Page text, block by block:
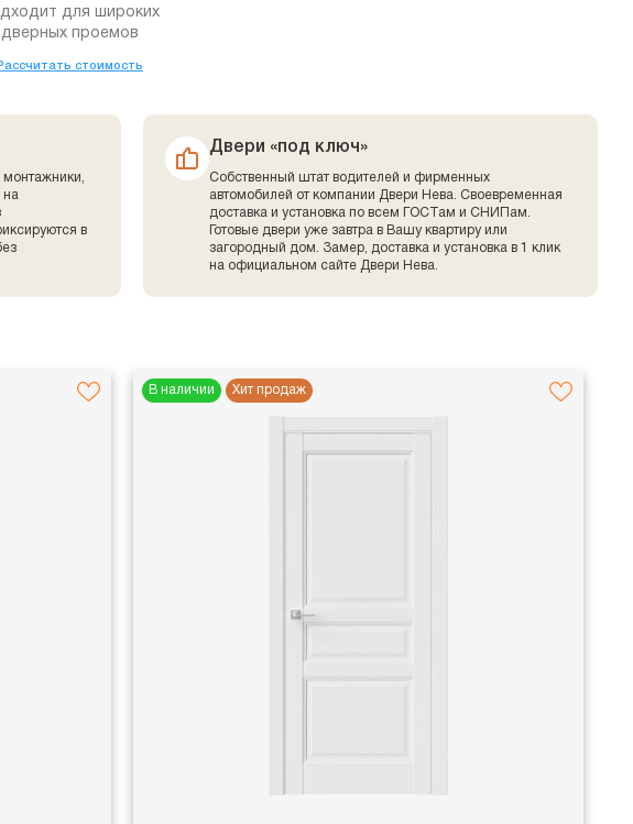
для широких
дверных проемов
стоимость
на
в
Двери «под ключ»
Собственный штат водителей и фирменных
автомобилей от компании Двери Нева. Своевременная
доставка и установка по всем ГОСТам и СНИПам.
Готовые двери уже завтра в Вашу квартиру или
загородный дом. Замер, доставка и установка в 1 клик
на официальном сайте Двери Нева.
В наличии Хит продаж